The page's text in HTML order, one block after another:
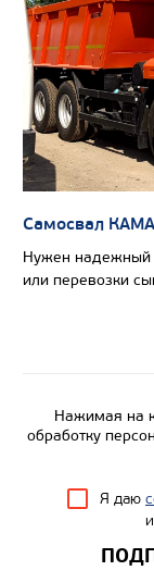
Цена по
Самосвал
Нужен надежный
или перевозки
Нажимая на
обработку
Я даю